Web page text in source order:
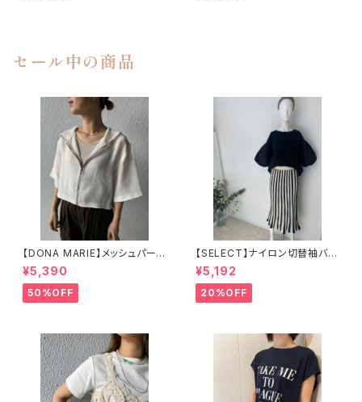
セール中の商品
【DONA MARIE】メッシュパーカ
ー
¥5,390
50%OFF
【SELECT】ナイロン切替袖バル
ーンスリーブプルオーバー
¥5,192
20%OFF